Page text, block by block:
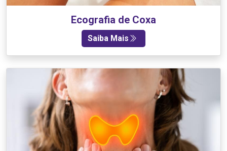
Ecografia de Coxa
Saiba Mais